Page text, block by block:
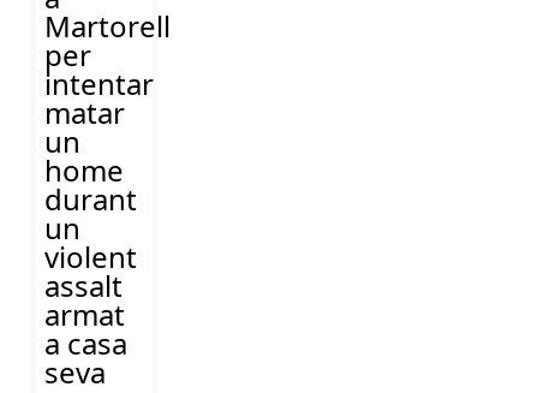
Martorell
per
intentar
matar
un
home
durant
un
violent
assalt
armat
a casa
seva